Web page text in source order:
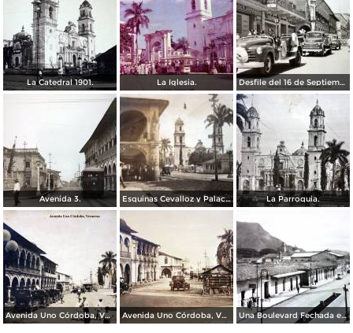
La Catedral 1901. La Iglesia. Desfile del 16 de Septiembre de 1956 en Córdoba, Veracruz
Avenida 3. Esquinas Cevalloz y Palacio. La Parroquia.
Avenida Uno Córdoba, Veracruz Avenida Uno Córdoba, Veracruz Una Boulevard Fechada en 1936.